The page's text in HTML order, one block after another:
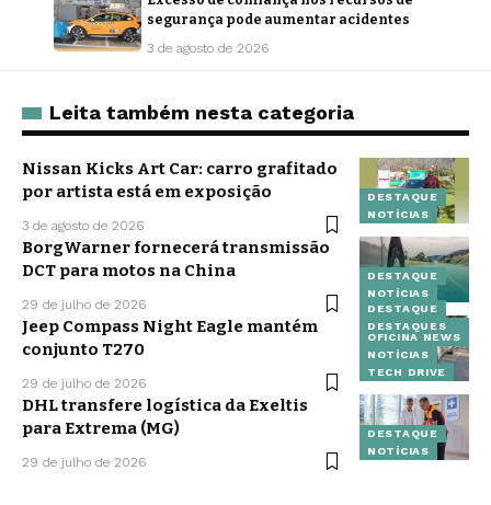
segurança pode aumentar acidentes
3 de agosto de 2026
Leita também nesta categoria
DESTAQUE
NOTÍCIAS
Nissan Kicks Art Car: carro grafitado
por artista está em exposição
3 de agosto de 2026
DESTAQUE
NOTÍCIAS
BorgWarner fornecerá transmissão
DCT para motos na China
29 de julho de 2026
DESTAQUE
DESTAQUES
OFICINA NEWS
NOTÍCIAS
TECH DRIVE
Jeep Compass Night Eagle mantém
conjunto T270
29 de julho de 2026
DESTAQUE
NOTÍCIAS
DHL transfere logística da Exeltis
para Extrema (MG)
29 de julho de 2026